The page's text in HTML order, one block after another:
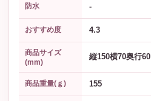
防水 -
おすすめ度 4.3
商品サイズ
(mm)
縦150横70奥行60
商品重量(ｇ) 155